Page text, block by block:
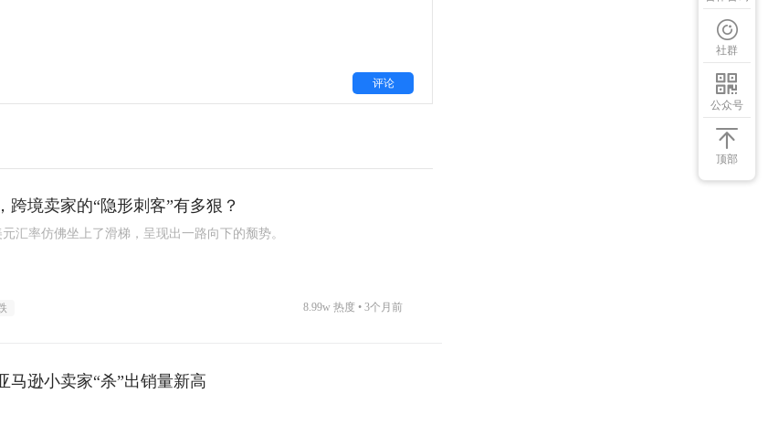
评论
跨境卖家的“隐形刺客”有多狠？
汇率仿佛坐上了滑梯，呈现出一路向下的颓势。
3个月前
8.99w 热度 •
马逊小卖家“杀”出销量新高
社群
公众号
顶部